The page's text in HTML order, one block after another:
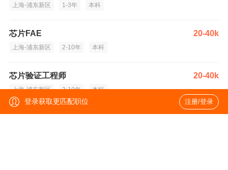
上海-浦东新区 1-3年 本科
芯片FAE 20-40k
上海-浦东新区 2-10年 本科
芯片验证工程师 20-40k
上海-浦东新区 3-10年 本科
登录获取更匹配职位 注册/登录